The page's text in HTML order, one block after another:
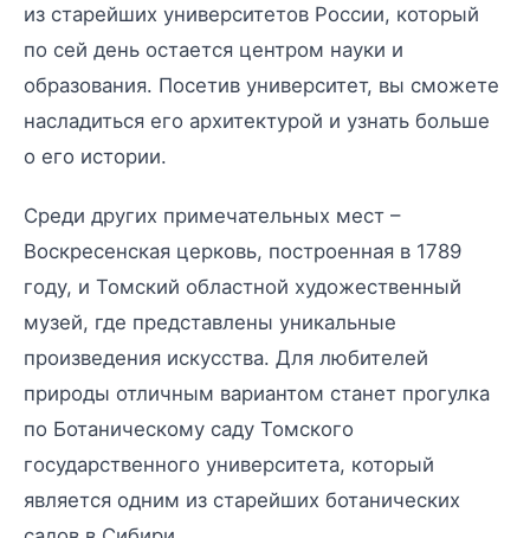
из старейших университетов России, который
по сей день остается центром науки и
образования. Посетив университет, вы сможете
насладиться его архитектурой и узнать больше
о его истории.
Среди других примечательных мест –
Воскресенская церковь, построенная в 1789
году, и Томский областной художественный
музей, где представлены уникальные
произведения искусства. Для любителей
природы отличным вариантом станет прогулка
по Ботаническому саду Томского
государственного университета, который
является одним из старейших ботанических